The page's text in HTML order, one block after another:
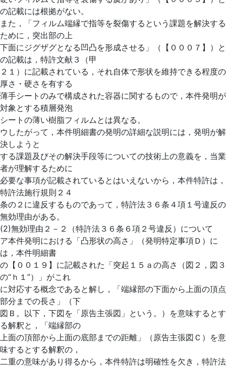
の記載には根拠がない。
また，「フィルム端縁で指等を裂傷するという課題を解決する
ために，突出部の上
下面にジグザグとなる凹凸を形成させる」（【０００７】）と
の記載は，特許文献３（甲
２１）に記載されている，それ自体で形状を維持できる程度の
厚さ・硬さを有する
薄手シートのみで構成された容器に関するもので，本件発明が
対象とする積層発泡
シートの薄い樹脂フィルムとは異なる。
ウしたがって，本件明細書の発明の詳細な説明には，発明が解
決しようと
する課題及びその解決手段等についての技術上の意義を，当業
者が理解するために
必要な事項が記載されているとはいえないから，本件特許は，
特許法施行規則２４
条の２に違反するものであって，特許法３６条４項１号違反の
無効理由がある。
(2)無効理由２－２（特許法３６条６項２号違反）について
ア本件発明における「凸形状の高さ」（発明特定事項Ｄ）に
は，本件明細書
の【００１９】に記載された「突起１５ａの高さ（図２，図３
の“ｈ１”）」がこれ
に対応する概念であると解し，「端縁部の下面から上面の頂点
部分までの長さ」（下
図Ｂ。以下，下図を「原告主張図」という。）を意味するとす
る解釈と，「端縁部の
上面の頂部から上面の底部までの距離」（原告主張図Ｃ）を意
味するとする解釈の，
二重の意味があり得るから，本件特許は明確性を欠き，特許法